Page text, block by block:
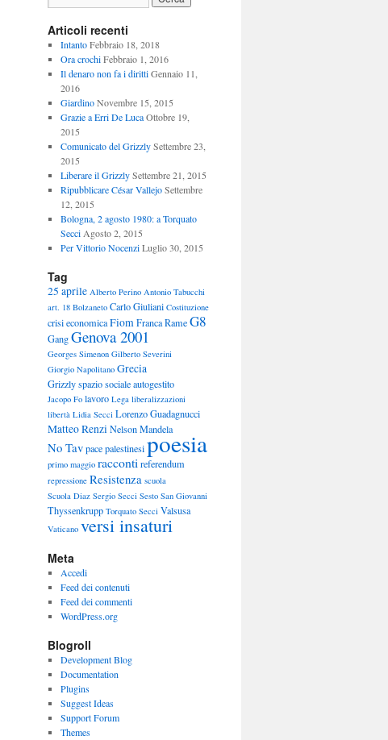
Articoli recenti
Intanto Febbraio 18, 2018
Ora crochi Febbraio 1, 2016
Il denaro non fa i diritti Gennaio 11,
2016
Giardino Novembre 15, 2015
Grazie a Erri De Luca Ottobre 19,
2015
Comunicato del Grizzly Settembre 23,
2015
Liberare il Grizzly Settembre 21, 2015
Ripubblicare César Vallejo Settembre
12, 2015
Bologna, 2 agosto 1980: a Torquato
Secci Agosto 2, 2015
Per Vittorio Nocenzi Luglio 30, 2015
Tag
25 aprile Alberto Perino Antonio Tabucchi
art. 18 Bolzaneto Carlo Giuliani Costituzione
crisi economicaFiomFranca RameG8
GangGenova 2001
Georges Simenon Gilberto Severini
Giorgio Napolitano Grecia
Grizzly spazio sociale autogestito
Jacopo Fo lavoro Lega liberalizzazioni
libertà Lidia Secci Lorenzo Guadagnucci
Matteo RenziNelson Mandela
No Tavpacepalestinesipoesia
primo maggio racconti referendum
repressione Resistenza scuola
Scuola Diaz Sergio Secci Sesto San Giovanni
Thyssenkrupp Torquato Secci Valsusa
Vaticano versi insaturi
Meta
Accedi
Feed dei contenuti
Feed dei commenti
WordPress.org
Blogroll
Development Blog
Documentation
Plugins
Suggest Ideas
Support Forum
Themes